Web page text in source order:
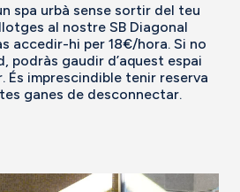
spa urbà sense sortir del teu
al nostre SB Diagonal
accedir-hi per 18€/hora. Si no
podràs gaudir d’aquest espai
És imprescindible tenir reserva
ganes de desconnectar.